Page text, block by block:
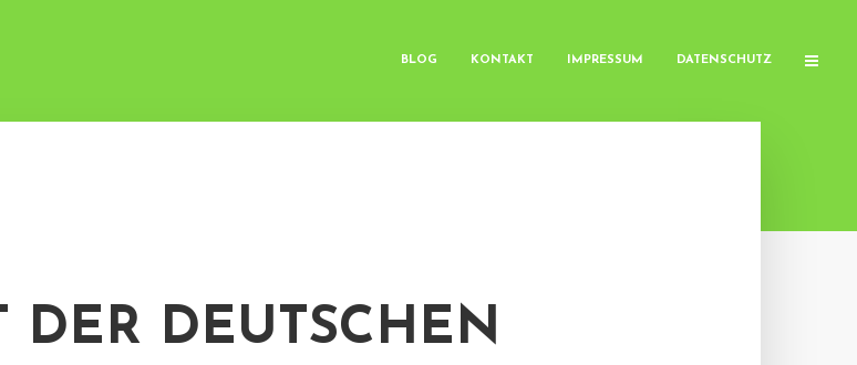
BLOG KONTAKT IMPRESSUM DATENSCHUTZ
DER DEUTSCHEN